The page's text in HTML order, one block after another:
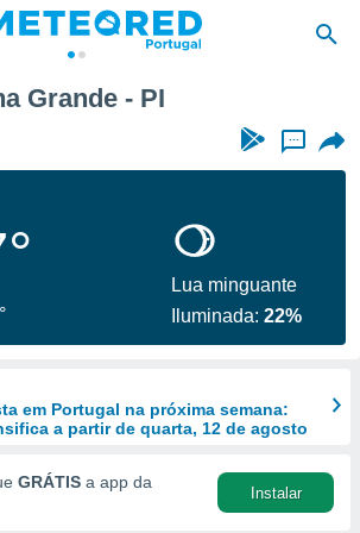
Grande - PI
...
Lua minguante
Iluminada:22%
em Portugal na próxima semana:
a partir de quarta, 12 de agosto
GRÁTIS a app da
Instalar